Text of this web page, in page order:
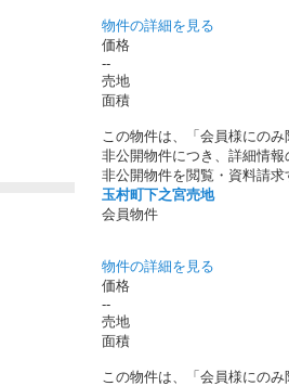
物件の詳細を見る
価格
--
売地
面積
この物件は、「会員様にの
非公開物件につき、詳細情
非公開物件を閲覧・資料請
玉村町下之宮売地
会員物件
物件の詳細を見る
価格
--
売地
面積
この物件は、「会員様にの